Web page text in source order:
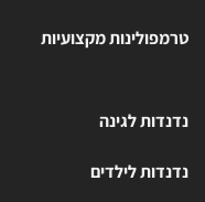
טרמפולינות מקצועיות
נדנדות לגינה
נדנדות לילדים